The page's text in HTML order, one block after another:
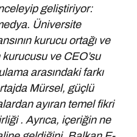
geliştiriyor:
Üniversite
kurucu ortağı ve
ve CEO’su
arasındaki farkı
Mürsel, güçlü
ayıran temel fikri
. Ayrıca, içeriğin ne